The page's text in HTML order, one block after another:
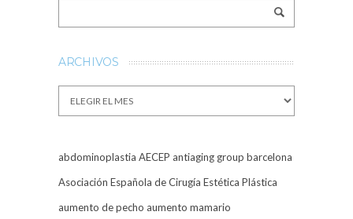
ARCHIVOS
Archivos
abdominoplastia AECEP antiaging group barcelona
Asociación Española de Cirugía Estética Plástica
aumento de pecho aumento mamario